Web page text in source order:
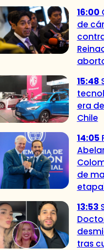
16:00
de
15:48
era
Chile
14:05
de
13:53
tras